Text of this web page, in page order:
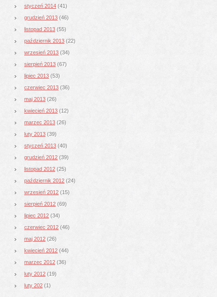
styczeń 2014 (41)
grudzień 2013 (46)
listopad 2013 (55)
październik 2013 (22)
wrzesień 2013 (34)
sierpień 2013 (67)
lipiec 2013 (53)
czerwiec 2013 (36)
maj 2013 (26)
kwiecień 2013 (12)
marzec 2013 (26)
luty 2013 (39)
styczeń 2013 (40)
grudzień 2012 (39)
listopad 2012 (25)
październik 2012 (24)
wrzesień 2012 (15)
sierpień 2012 (69)
lipiec 2012 (34)
czerwiec 2012 (46)
maj 2012 (26)
kwiecień 2012 (44)
marzec 2012 (36)
luty 2012 (19)
luty 202 (1)